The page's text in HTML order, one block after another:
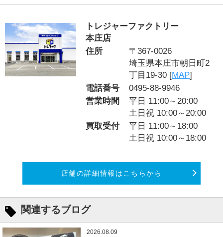
トレジャーファクトリー
本庄店
住所
〒367-0026
埼玉県本庄市朝日町2
丁目19-30 [MAP]
電話番号
0495-88-9946
営業時間
平日 11:00～20:00
土日祝 10:00～20:00
買取受付
平日 11:00～18:00
土日祝 10:00～18:00
店舗の詳細情報はこちらから
関連するブログ
2026.08.09